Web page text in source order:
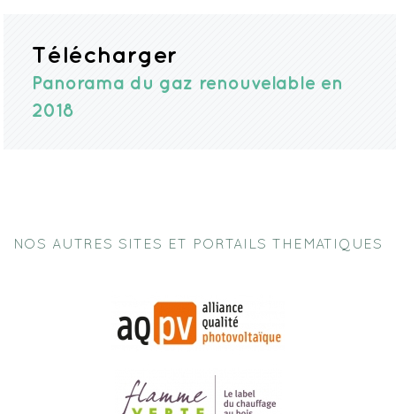
Télécharger
Panorama du gaz renouvelable en
2018
NOS AUTRES SITES ET PORTAILS THEMATIQUES